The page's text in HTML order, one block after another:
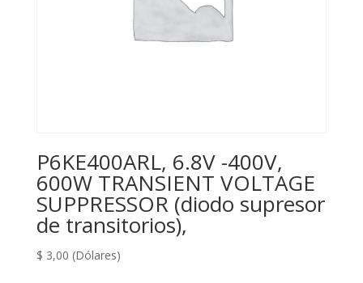
P6KE400ARL, 6.8V -400V,
600W TRANSIENT VOLTAGE
SUPPRESSOR (diodo supresor
de transitorios),
$ 3,00 (Dólares)